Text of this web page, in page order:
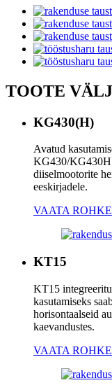
TOOTE
KG430(H)
Avatud
KG430/KG430H
diiselmootorite
eeskirjadele.
VAATA
KT15
KT15
kasutamiseks
horisontaalseid
kaevandustes.
VAATA